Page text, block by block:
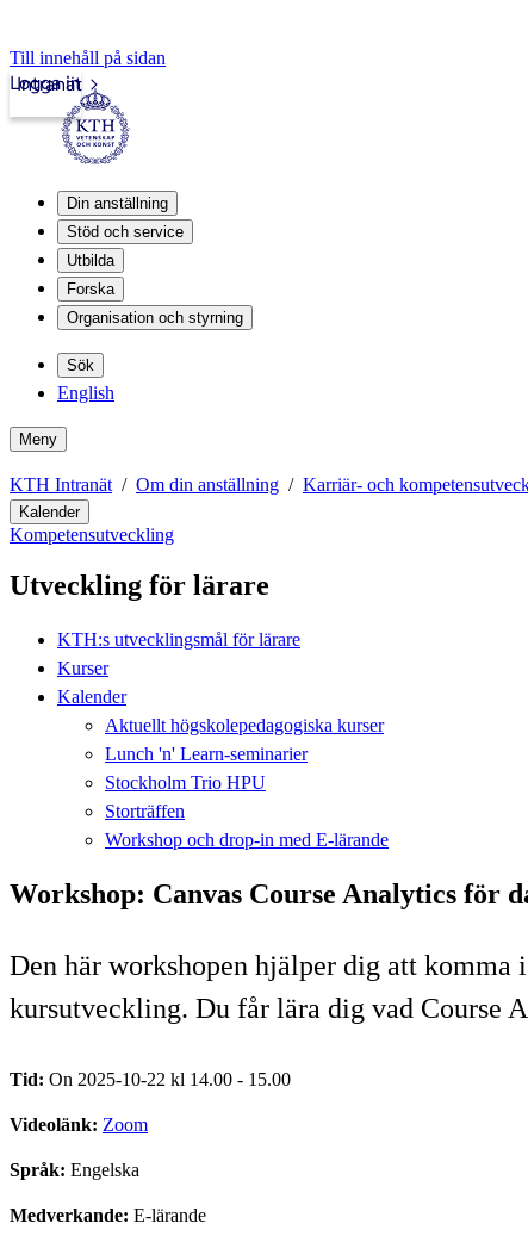
Till innehåll på sidan
Intranät
Logga in
Din anställning
Stöd och service
Utbilda
Forska
Organisation och styrning
Sök
English
Meny
KTH Intranät Om din anställning Karriär- och
Kalender
Kompetensutveckling
Utveckling för lärare
KTH:s utvecklingsmål för lärare
Kurser
Kalender
Aktuellt högskolepedagogiska kurser
Lunch 'n' Learn-seminarier
Stockholm Trio HPU
Storträffen
Workshop och drop-in med E-lärande
Workshop: Canvas Course Analytics för
Den här workshopen hjälper dig att
kursutveckling. Du får lära dig vad Course
Tid: On 2025-10-22 kl 14.00 - 15.00
Videolänk: Zoom
Språk: Engelska
Medverkande: E-lärande